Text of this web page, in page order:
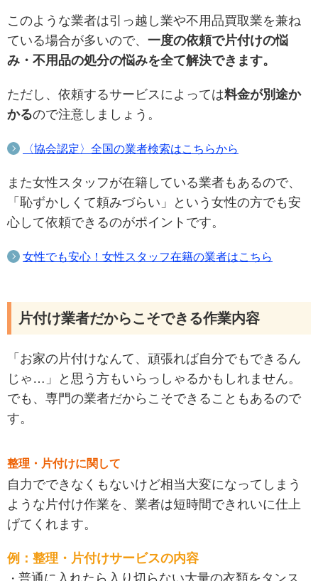
このような業者は引っ越し業や不用品買取業を兼ね
ている場合が多いので、 一度の依頼で片付けの悩
み・不用品の処分の悩みを全て解決できます。
ただし、依頼するサービスによっては料金が別途か
かるので注意しましょう。
〈協会認定〉全国の業者検索はこちらから
また女性スタッフが在籍している業者もあるので、
「恥ずかしくて頼みづらい」という女性の方でも安
心して依頼できるのがポイントです。
女性でも安心！女性スタッフ在籍の業者はこちら
片付け業者だからこそできる作業内容
「お家の片付けなんて、頑張れば自分でもできるん
じゃ…」と思う方もいらっしゃるかもしれません。
でも、専門の業者だからこそできることもあるので
す。
整理・片付けに関して
自力でできなくもないけど相当大変になってしまう
ような片付け作業を、業者は短時間できれいに仕上
げてくれます。
例：整理・片付けサービスの内容
普通に入れたら入り切らない大量の衣類をタンス